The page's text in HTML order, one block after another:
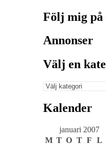
Följ mig på
Annonser
Välj en
Välj
kategori
Kalender
januari 2007
M T O T F L